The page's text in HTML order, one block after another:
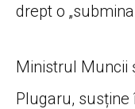
drept o
Ministrul Muncii
Plugaru, susține